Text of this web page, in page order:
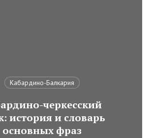
Кабардино-Балкария
черкесский
история и словарь
основных фраз